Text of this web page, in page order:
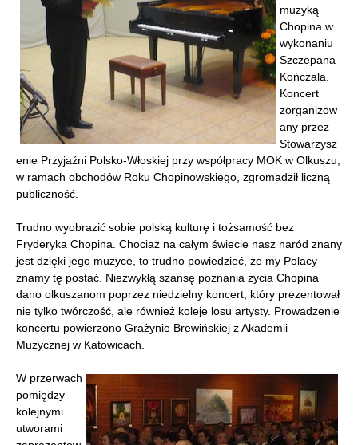
muzyką
Chopina w
wykonaniu
Szczepana
Kończala.
Koncert
zorganizow
any przez
Stowarzysz
enie Przyjaźni Polsko-Włoskiej przy współpracy MOK w Olkuszu,
w ramach obchodów Roku Chopinowskiego, zgromadził liczną
publiczność.
Trudno wyobrazić sobie polską kulturę i tożsamość bez
Fryderyka Chopina. Chociaż na całym świecie nasz naród znany
jest dzięki jego muzyce, to trudno powiedzieć, że my Polacy
znamy tę postać. Niezwykłą szansę poznania życia Chopina
dano olkuszanom poprzez niedzielny koncert, który prezentował
nie tylko twórczość, ale również koleje losu artysty. Prowadzenie
koncertu powierzono Grażynie Brewińskiej z Akademii
Muzycznej w Katowicach.
W przerwach
pomiędzy
kolejnymi
utworami